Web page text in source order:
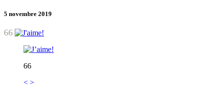
5 novembre 2019
66
66
< >